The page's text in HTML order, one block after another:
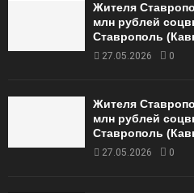
Жителя
млн рублей
Ставрополь
27.05.2026 0
Жителя
млн рублей
Ставрополь
27.05.2026 0